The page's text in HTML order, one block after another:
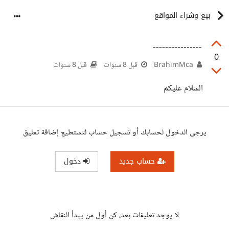
بيع وشراء المواقع
0
----------------
قبل 8 سنوات قبل 8 سنوات
السلام عليكم
يرجى الدخول لحسابك أو تسجيل حساب لتستطيع إضافة تعليق
حساب جديد دخول
لا يوجد تعليقات بعد، كن أول من يبدأ النقاش